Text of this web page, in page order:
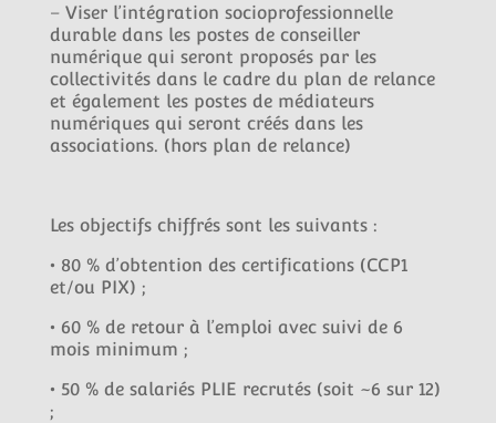
– Viser l’intégration socioprofessionnelle
durable dans les postes de conseiller
numérique qui seront proposés par les
collectivités dans le cadre du plan de relance
et également les postes de médiateurs
numériques qui seront créés dans les
associations. (hors plan de relance)
Les objectifs chiffrés sont les suivants :
• 80 % d’obtention des certifications (CCP1
et/ou PIX) ;
• 60 % de retour à l’emploi avec suivi de 6
mois minimum ;
• 50 % de salariés PLIE recrutés (soit ~6 sur 12)
;